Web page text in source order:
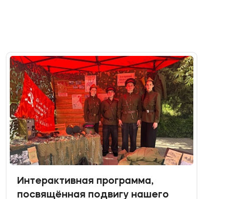
Интерактивная программа,
посвящённая подвигу нашего